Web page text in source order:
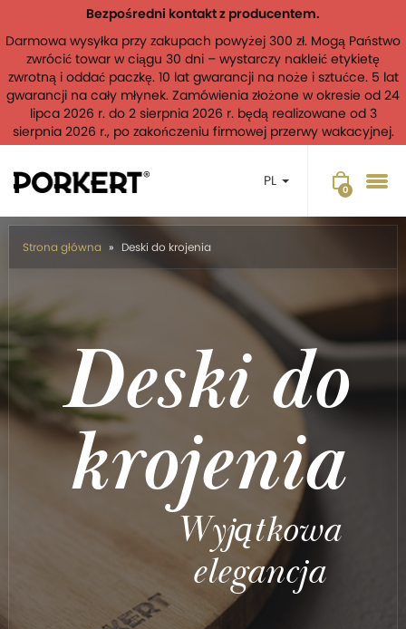
Bezpośredni kontakt z producentem.
Darmowa wysyłka przy zakupach powyżej 300 zł. Mogą Państwo
zwrócić towar w ciągu 30 dni – wystarczy nakleić etykietę
zwrotną i oddać paczkę. 10 lat gwarancji na noże i sztućce. 5 lat
gwarancji na cały młynek. Zamówienia złożone w okresie od 24
lipca 2026 r. do 2 sierpnia 2026 r. będą realizowane od 3
sierpnia 2026 r., po zakończeniu firmowej przerwy wakacyjnej.
PL
Strona główna Deski do krojenia
Deski do
krojenia
Wyjątkowa
elegancja